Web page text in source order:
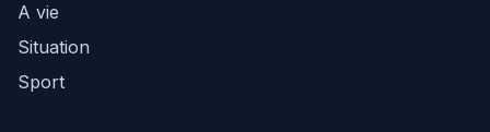
A vie
Situation
Sport